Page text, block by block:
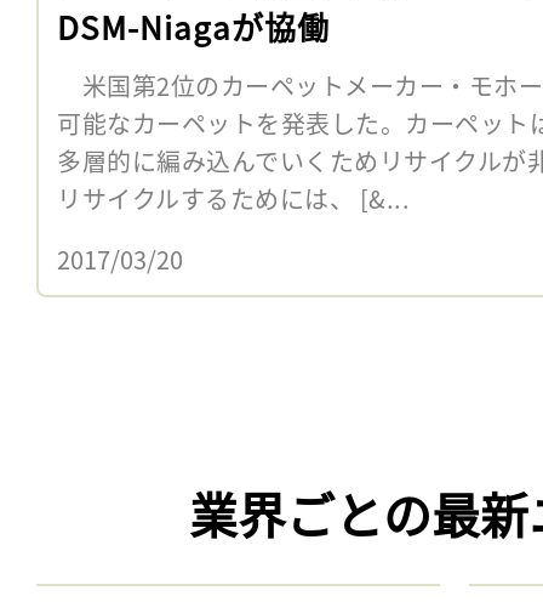
DSM-Niagaが協働
米国第2位のカーペットメーカー・モホ
可能なカーペットを発表した。カーペッ
多層的に編み込んでいくためリサイクルが
リサイクルするためには、 [&...
2017/03/20
業界ごとの最